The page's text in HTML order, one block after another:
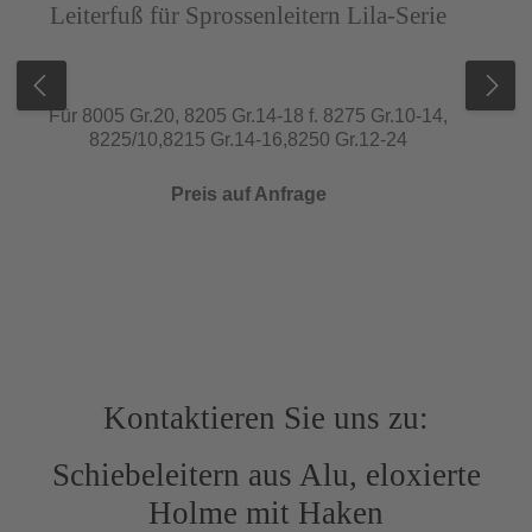
Leiterfuß für Sprossenleitern Lila-Serie
Für 8005 Gr.20, 8205 Gr.14-18 f. 8275 Gr.10-14,
8225/10,8215 Gr.14-16,8250 Gr.12-24
Preis auf Anfrage
Kontaktieren Sie uns zu:
Schiebeleitern aus Alu, eloxierte
Holme mit Haken